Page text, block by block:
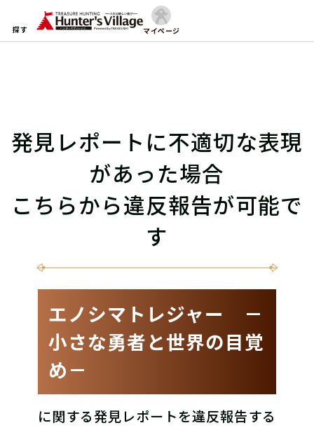
探す マイページ
発見レポートに不適切な表現
があった場合
こちらから違反報告が可能で
す
エノシマトレジャー －
小さな勇者と世界の目覚
め－
に関する発見レポートを違反報告する